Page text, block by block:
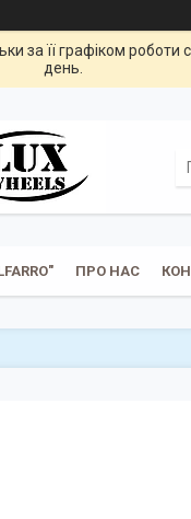
за її графіком
день.
ПРО НАС